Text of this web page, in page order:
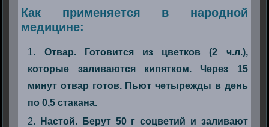
Как применяется в народной
медицине:
Отвар. Готовится из цветков (2 ч.л.),
которые заливаются кипятком. Через 15
минут отвар готов. Пьют четырежды в день
по 0,5 стакана.
Настой. Берут 50 г соцветий и заливают